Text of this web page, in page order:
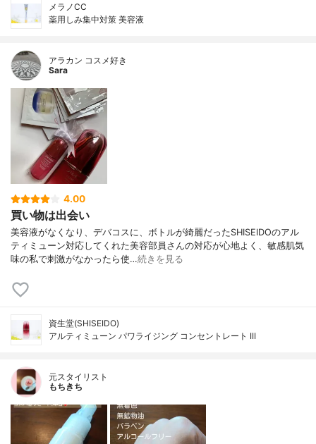
メラノCC
薬用しみ集中対策 美容液
アラカン コスメ好き
Sara
4.00
買い物は出会い
美容液がなくなり、デバコスに、ボトルが綺麗だったSHISEIDOのアル
ティミューン対応してくれた美容部員さんの対応が心地よく、敏感肌気
味の私で刺激がなかったら使…続きを見る
資生堂(SHISEIDO)
アルティミューン パワライジング コンセントレート III
元スタイリスト
もちきち